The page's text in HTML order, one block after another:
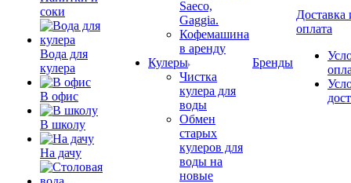
соки
Вода для
кулера
В офис
В школу
На дачу
Saeco,
Gaggia.
Кофемашина
в аренду
Кулеры
Чистка
кулера для
воды
Обмен
старых
кулеров для
воды на
новые
Бренды
Доставка
оплата